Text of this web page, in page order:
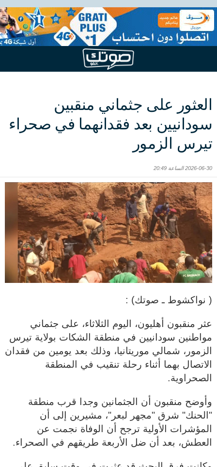
العثور على جثماني منقبين
سودانيين بعد فقدانهما في صحراء
تيرس الزمور
2026-06-30 الساعة 20:49
( نواكشوط ـ صوتك) :
عثر منقبون أهليون، اليوم الثلاثاء، على جثماني
مواطنين سودانيين في منطقة الشكات بولاية تيرس
الزمور، شمالي موريتانيا، وذلك بعد يومين من فقدان
الاتصال بهما أثناء رحلة تنقيب في المنطقة
الصحراوية.
وأوضح منقبون أن الجثمانين وجدا قرب منطقة
"الحنك" شرق "مجهر لبعر"، مشيرين إلى أن
المؤشرات الأولية ترجح أن الوفاة نجمت عن
العطش، بعد أن ضل الأربعة طريقهم في الصحراء.